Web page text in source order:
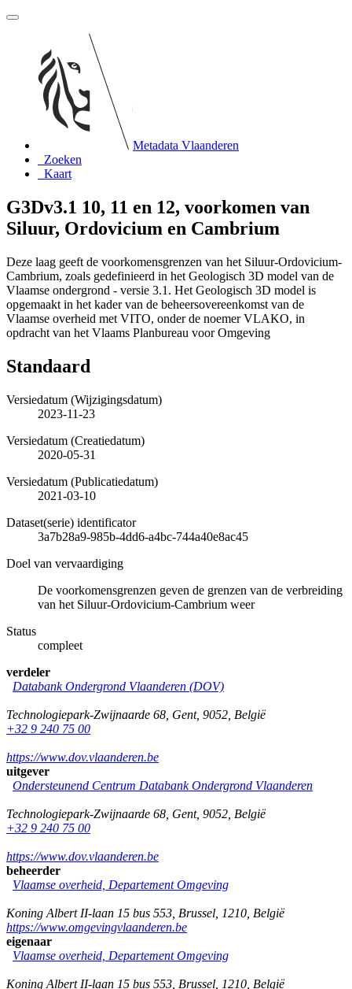
Metadata Vlaanderen
Zoeken
Kaart
G3Dv3.1 10, 11 en 12, voorkomen van
Siluur, Ordovicium en Cambrium
Deze laag geeft de voorkomensgrenzen van het Siluur-Ordovicium-
Cambrium, zoals gedefinieerd in het Geologisch 3D model van de
Vlaamse ondergrond - versie 3.1. Het Geologisch 3D model is
opgemaakt in het kader van de beheersovereenkomst van de
Vlaamse overheid met VITO, onder de noemer VLAKO, in
opdracht van het Vlaams Planbureau voor Omgeving
Standaard
Versiedatum (Wijzigingsdatum)
2023-11-23
Versiedatum (Creatiedatum)
2020-05-31
Versiedatum (Publicatiedatum)
2021-03-10
Dataset(serie) identificator
3a7b28a9-985b-4dd6-a4bc-744a40e8ac45
Doel van vervaardiging
De voorkomensgrenzen geven de grenzen van de verbreiding
van het Siluur-Ordovicium-Cambrium weer
Status
compleet
verdeler
Databank Ondergrond Vlaanderen (DOV)
Technologiepark-Zwijnaarde 68 Gent, 9052 België
+32 9 240 75 00
https://www.dov.vlaanderen.be
uitgever
Ondersteunend Centrum Databank Ondergrond Vlaanderen
Technologiepark-Zwijnaarde 68 Gent, 9052 België
+32 9 240 75 00
https://www.dov.vlaanderen.be
beheerder
Vlaamse overheid, Departement Omgeving
Koning Albert II-laan 15 bus 553 Brussel 1210 België
https://www.omgevingvlaanderen.be
eigenaar
Vlaamse overheid, Departement Omgeving
Koning Albert II-laan 15 bus 553 Brussel 1210 België